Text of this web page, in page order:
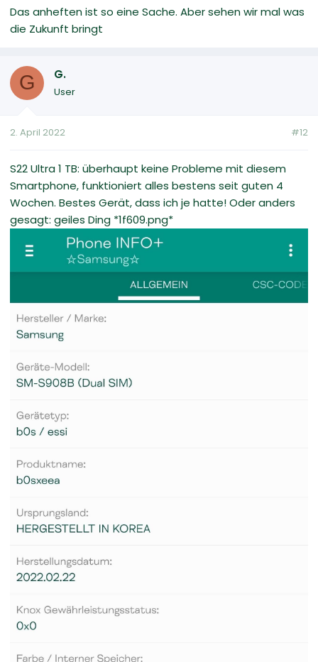
Das anheften ist so eine Sache. Aber sehen wir mal was
die Zukunft bringt
G G.
User
2. April 2022 #12
S22 Ultra 1 TB: überhaupt keine Probleme mit diesem
Smartphone, funktioniert alles bestens seit guten 4
Wochen. Bestes Gerät, dass ich je hatte! Oder anders
gesagt: geiles Ding *1f609.png*